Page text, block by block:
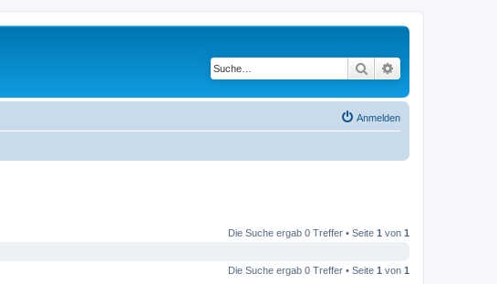
Suche
Anmelden
Die Suche ergab 0 Treffer • Seite 1 von 1
Die Suche ergab 0 Treffer • Seite 1 von 1